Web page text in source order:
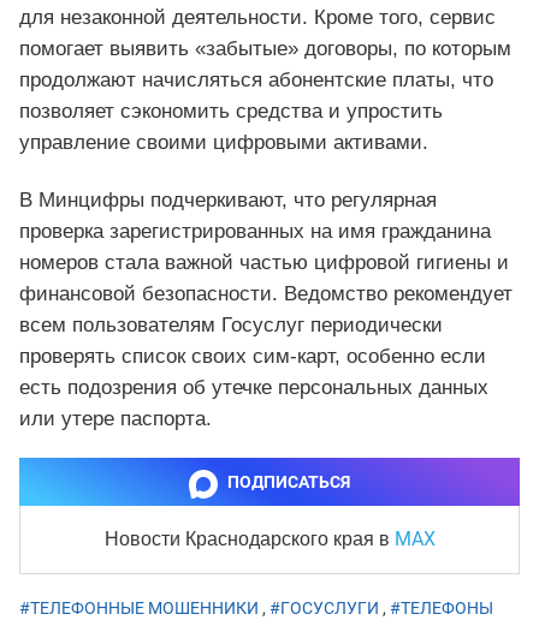
для незаконной деятельности. Кроме того, сервис
помогает выявить «забытые» договоры, по которым
продолжают начисляться абонентские платы, что
позволяет сэкономить средства и упростить
управление своими цифровыми активами.
В Минцифры подчеркивают, что регулярная
проверка зарегистрированных на имя гражданина
номеров стала важной частью цифровой гигиены и
финансовой безопасности. Ведомство рекомендует
всем пользователям Госуслуг периодически
проверять список своих сим-карт, особенно если
есть подозрения об утечке персональных данных
или утере паспорта.
ПОДПИСАТЬСЯ
Новости Краснодарского края в MAX
#ТЕЛЕФОННЫЕ МОШЕННИКИ , #ГОСУСЛУГИ , #ТЕЛЕФОНЫ